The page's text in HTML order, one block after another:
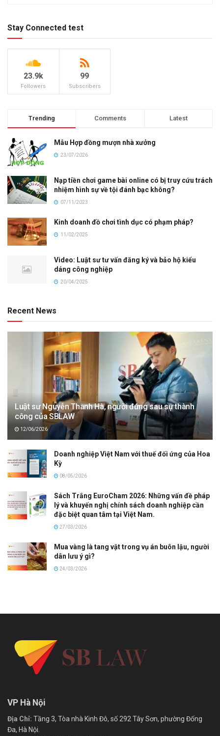
Stay Connected test
23.9k
Followers
99
Subscribers
Trending Comments Latest
Mẫu Hợp đồng mượn nhà xưởng
23/07/2026
Nạp tiền chơi game bài online có bị truy cứu trách
nhiệm hình sự về tội đánh bạc không?
07/11/2023
Kinh doanh đồ chơi tình dục có phạm pháp?
11/02/2025
Video: Luật sư tư vấn đăng ký và bảo hộ kiểu
dáng công nghiệp
20/04/2025
Recent News
Luật sư Nguyễn Thanh Hà, người đứng sau sự thành
công của SBLAW
12/06/2026
Doanh nghiệp Việt Nam với thuế đối ứng của Hoa
Kỳ
08/05/2026
Sách Trắng EuroCham 2026: Những vấn đề pháp
lý và khuyến nghị chính sách doanh nghiệp cần
đặc biệt quan tâm tại Việt Nam.
27/03/2026
Mua vàng là tang vật trong vụ án buôn lậu, người
dân lưu ý gì?
24/03/2026
VP Hà Nội
Địa Chỉ: Tầng 3, Tòa nhà Kinh Đô, số 292 Tây Sơn, phường Đống
Đa, Hà Nội.